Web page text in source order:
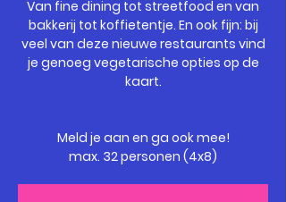
Van fine dining tot streetfood en van
bakkerij tot koffietentje. En ook fijn: bij
veel van deze nieuwe restaurants vind
je genoeg vegetarische opties op de
kaart.
Meld je aan en ga ook mee!
max. 32 personen (4x8)